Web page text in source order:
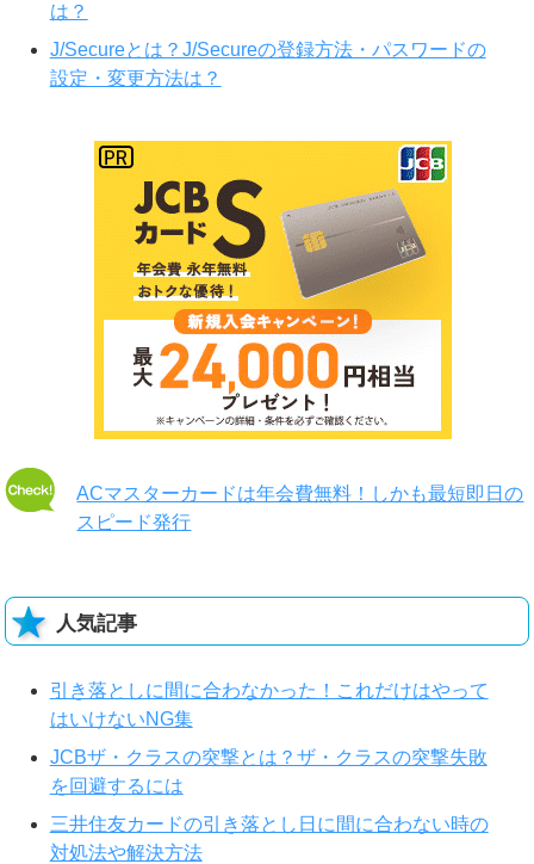
は？
J/Secureとは？J/Secureの登録方法・パスワードの
設定・変更方法は？
ACマスターカードは年会費無料！しかも最短即日の
スピード発行
人気記事
引き落としに間に合わなかった！これだけはやって
はいけないNG集
JCBザ・クラスの突撃とは？ザ・クラスの突撃失敗
を回避するには
三井住友カードの引き落とし日に間に合わない時の
対処法や解決方法